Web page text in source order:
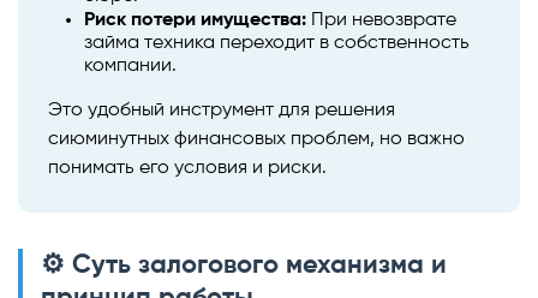
Риск потери имущества: При невозврате
займа техника переходит в собственность
компании.
Это удобный инструмент для решения
сиюминутных финансовых проблем, но важно
понимать его условия и риски.
⚙️ Суть залогового механизма и